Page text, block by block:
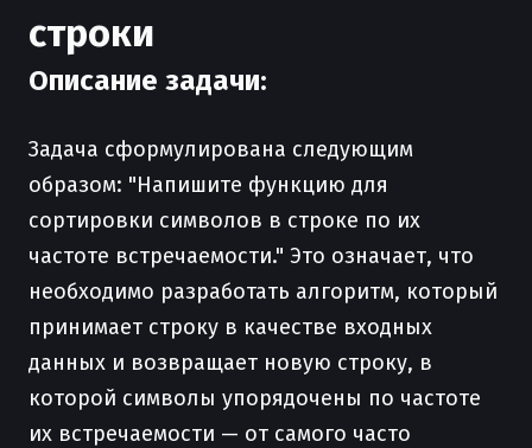
строки
Описание задачи:
Задача сформулирована следующим
образом: "Напишите функцию для
сортировки символов в строке по их
частоте встречаемости." Это означает, что
необходимо разработать алгоритм, который
принимает строку в качестве входных
данных и возвращает новую строку, в
которой символы упорядочены по частоте
их встречаемости — от самого часто